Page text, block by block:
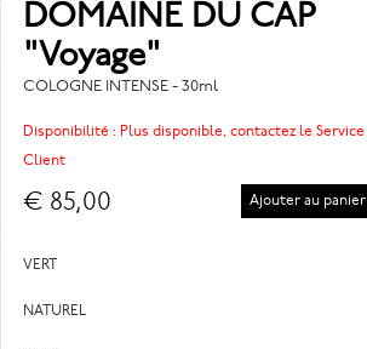
DOMAINE DU CAP
"Voyage"
COLOGNE INTENSE - 30ml
Disponibilité : Plus disponible, contactez le Service
Client
€ 85,00 Ajouter au panier
VERT
NATUREL